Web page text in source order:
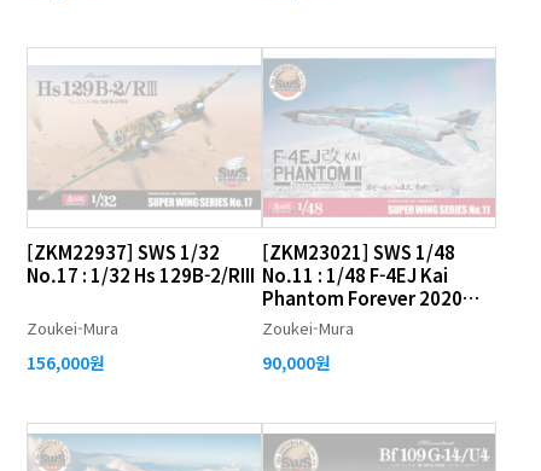
[ZKM22937] SWS 1/32
No.17 : 1/32 Hs 129B-2/RIII
Zoukei-Mura
156,000원
[ZKM23021] SWS 1/48
No.11 : 1/48 F-4EJ Kai
Phantom Forever 2020
w/Badge
Zoukei-Mura
90,000원